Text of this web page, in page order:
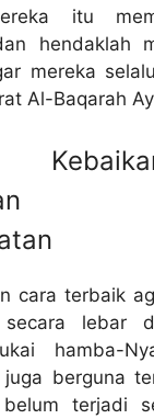
itu
hendaklah
mereka
Al-Baqarah
cara terbaik
lebar
hamba-
berguna
terjadi